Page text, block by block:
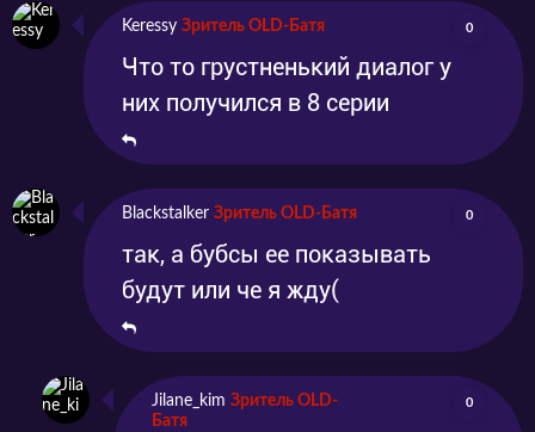
Keressy Зритель OLD-Батя 0
Что то грустненький диалог у
них получился в 8 серии
Blackstalker Зритель OLD-Батя 0
так, а бубсы ее показывать
будут или че я жду(
Jilane_kim Зритель OLD-
Батя
0